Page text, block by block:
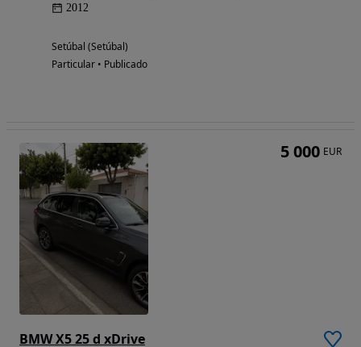
2012
Setúbal (Setúbal)
Particular • Publicado
BMW X5 25 d xDrive
5 000 EUR